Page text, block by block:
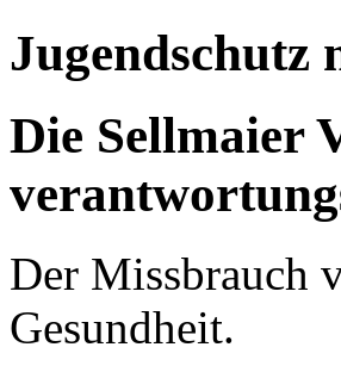
Jugendschutz
Die Sellmaier
Der Missbrauch
Gesundheit.